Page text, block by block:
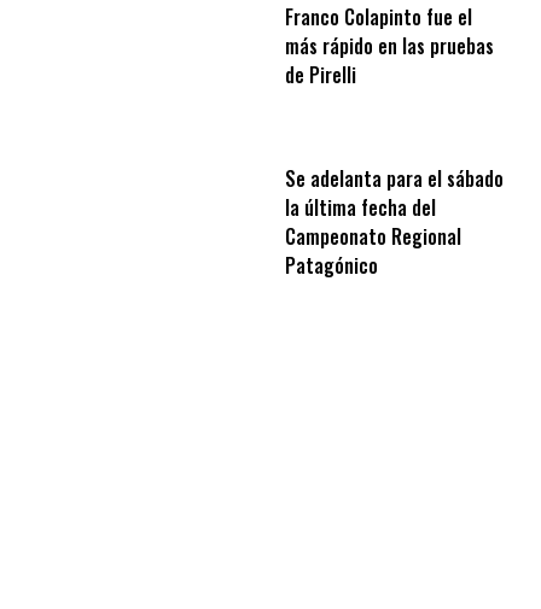
Franco Colapinto fue el
más rápido en las pruebas
de Pirelli
Se adelanta para el sábado
la última fecha del
Campeonato Regional
Patagónico